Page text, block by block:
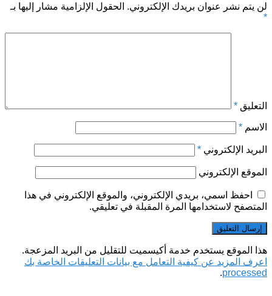
لن يتم نشر عنوان بريدك الإلكتروني. الحقول الإلزامية مشار إليها بـ
*
التعليق *
الاسم *
البريد الإلكتروني *
الموقع الإلكتروني
احفظ اسمي، بريدي الإلكتروني، والموقع الإلكتروني في هذا
المتصفح لاستخدامها المرة المقبلة في تعليقي.
هذا الموقع يستخدم خدمة أكيسميت للتقليل من البريد المزعجة.
اعرف المزيد عن كيفية التعامل مع بيانات التعليقات الخاصة بك
processed
.